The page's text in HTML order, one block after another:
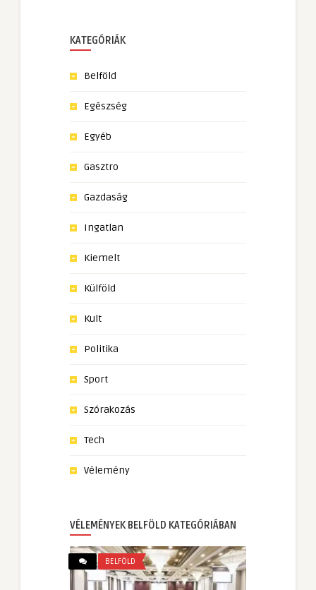
KATEGÓRIÁK
Belföld
Egészség
Egyéb
Gasztro
Gazdaság
Ingatlan
Kiemelt
Külföld
Kult
Politika
Sport
Szórakozás
Tech
Vélemény
VÉLEMÉNYEK BELFÖLD KATEGÓRIÁBAN
BELFÖLD